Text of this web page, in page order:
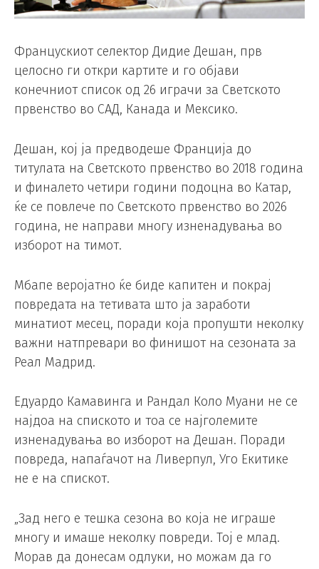
Францускиот селектор Дидие Дешан, прв
целосно ги откри картите и го објави
конечниот список од 26 играчи за Светското
првенство во САД, Канада и Мексико.
Дешан, кој ја предводеше Франција до
титулата на Светското првенство во 2018 година
и финалето четири години подоцна во Катар,
ќе се повлече по Светското првенство во 2026
година, не направи многу изненадувања во
изборот на тимот.
Мбапе веројатно ќе биде капитен и покрај
повредата на тетивата што ја заработи
минатиот месец, поради која пропушти неколку
важни натпревари во финишот на сезоната за
Реал Мадрид.
Едуардо Камавинга и Рандал Коло Муани не се
најдоа на спиското и тоа се најголемите
изненадувања во изборот на Дешан. Поради
повреда, напаѓачот на Ливерпул, Уго Екитике
не е на спискот.
„Зад него е тешка сезона во која не играше
многу и имаше неколку повреди. Тој е млад.
Морав да донесам одлуки, но можам да го